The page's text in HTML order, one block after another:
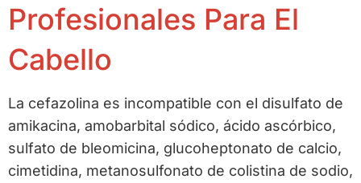
Profesionales Para El
Cabello
La cefazolina es incompatible con el disulfato de
amikacina, amobarbital sódico, ácido ascórbico,
sulfato de bleomicina, glucoheptonato de calcio,
cimetidina, metanosulfonato de colistina de sodio,